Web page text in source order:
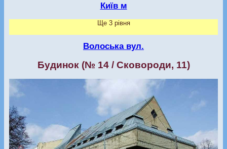
Київ м
Ще 3 рівня
Волоська вул.
Будинок (№ 14 / Сковороди, 11)